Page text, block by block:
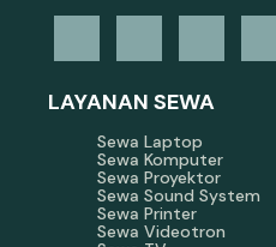
LAYANAN SEWA
Sewa Laptop
Sewa Komputer
Sewa Proyektor
Sewa Sound System
Sewa Printer
Sewa Videotron